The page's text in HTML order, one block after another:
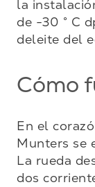
la
de -30 ° C
deleite del
Cómo
En el
Munters se
La rueda
dos